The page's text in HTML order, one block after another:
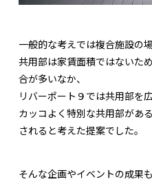
一般的な考えでは複合施設の場
共用部は家賃面積ではないた
合が多いなか、
リバーポート９では共用部を
カッコよく特別な共用部があ
されると考えた提案でした。
そんな企画やイベントの成果